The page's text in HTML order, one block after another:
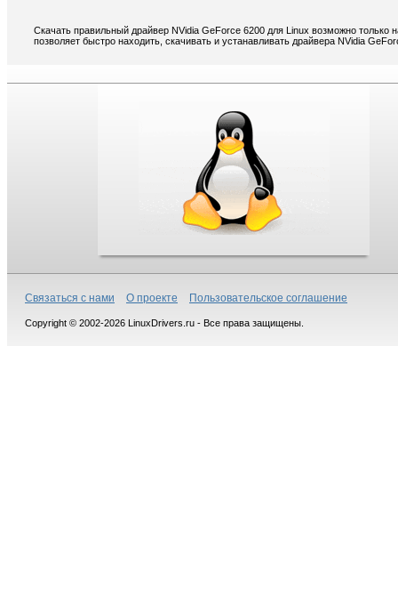
Скачать правильный драйвер NVidia GeForce 6200 для Linux возможно только
позволяет быстро находить, скачивать и устанавливать драйвера NVidia
Связаться с нами О проекте Пользовательское соглашение
Copyright © 2002-2026 LinuxDrivers.ru - Все права защищены.